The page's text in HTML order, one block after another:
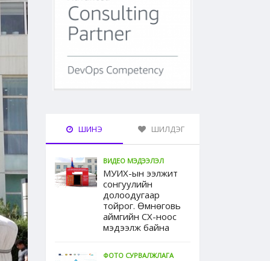
ШИНЭ ШИЛДЭГ
ВИДЕО МЭДЭЭЛЭЛ
МУИХ-ын ээлжит
сонгуулийн
долоодугаар
тойрог. Өмнөговь
аймгийн СХ-ноос
мэдээлж байна
ФОТО СУРВАЛЖЛАГА